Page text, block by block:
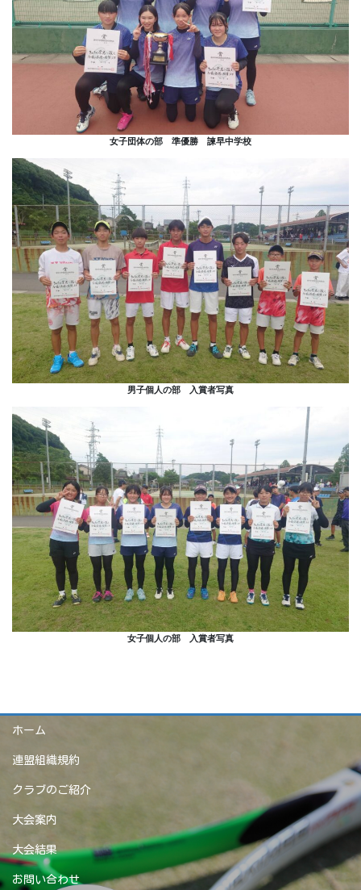
女子団体の部 準優勝 諫早中学校
男子個人の部 入賞者写真
女子個人の部 入賞者写真
ホーム
連盟組織規約
クラブのご紹介
大会案内
大会結果
お問い合わせ